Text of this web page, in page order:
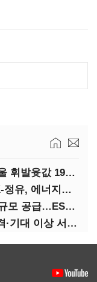
전국 기름값 12주 연속 하락…서울 휘발윳값 1909원
전쟁에 원유 공급망 흔들리자…K-정유, 에너지안보 핵심으로 재부상
포스코퓨처엠, LFP 양극재 첫 대규모 공급…ESS 시장 공략
트리니티항공 출범…“합리적 가격·기대 이상 서비스로 승부”